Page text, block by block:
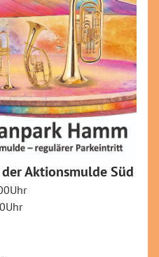
Aktionsmulde Süd
Uhr
Uhr